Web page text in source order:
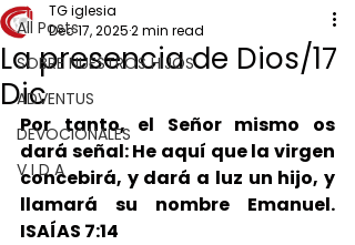
All Posts
SOBRE NUESTROS HIJOS
ADVENTUS
DEVOCIONALES
V I D A
La presencia de Dios/17
Dic
TG iglesia
Dec 17, 20252 min read
Por tanto, el Señor mismo os
dará señal: He aquí que la virgen
concebirá, y dará a luz un hijo, y
llamará su nombre Emanuel.
ISAÍAS 7:14